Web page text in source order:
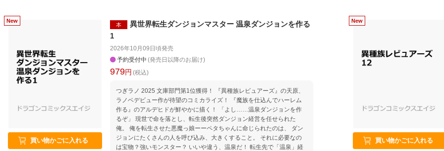
買い物かごに入れる
本
異世界転生ダンジョンマスター 温泉ダンジョンを作る
1
2026年10月09日頃発売
予約受付中 (発売日以降のお届け)
979円 (税込)
つぎラノ 2025 文庫部門第1位獲得！ 『異種族レビュアーズ』の天原、
ラノベデビュー作が待望のコミカライズ！ 『魔族を仕込んでハーレム
作る』のアルデヒドが鮮やかに描く！ 「よし……温泉ダンジョンを作
るぞ」 現世で命を落とし、転生後突然ダンジョン経営を任せられた
俺。 俺を転生させた悪魔っ娘ーーペタちゃんに命じられたのは、 ダン
ジョンにたくさんの人を呼び込み、大きくすること。 それに必要なの
は宝物？強いモンスター？ いいや違う、温泉だ！ 転生先で「温泉」経
買い物かごに入れる